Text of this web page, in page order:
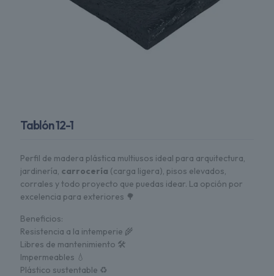
Tablón 12-1
Perfil de madera plástica multiusos ideal para arquitectura,
jardinería, carrocería (carga ligera), pisos elevados,
corrales y todo proyecto que puedas idear. La opción por
excelencia para exteriores 🌳
Beneficios:
Resistencia a la intemperie 🌾
Libres de mantenimiento 🛠
Impermeables 💧
Plástico sustentable ♻️